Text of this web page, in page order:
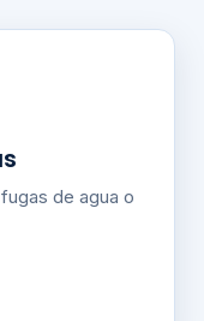
de agua o